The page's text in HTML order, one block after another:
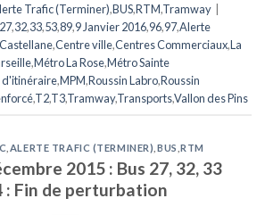
Trafic (Terminer),BUS,RTM,Tramway
27,32,33,53,89,9 Janvier 2016,96,97,Alerte
Castellane,Centre ville,Centres Commerciaux,La
,Métro La Rose,Métro Sainte
d'itinéraire,MPM,Roussin Labro,Roussin
,T2,T3,Tramway,Transports,Vallon des Pins
ALERTE TRAFIC (TERMINER) BUS ,RTM
2015 : Bus 27, 32, 33
: Fin de perturbation